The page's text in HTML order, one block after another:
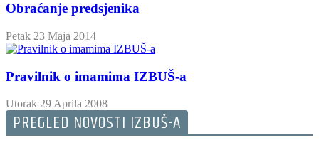
Obraćanje predsjenika
Petak 23 Maja 2014
Pravilnik o imamima IZBUŠ-a
Utorak 29 Aprila 2008
PREGLED NOVOSTI IZBUŠ-A